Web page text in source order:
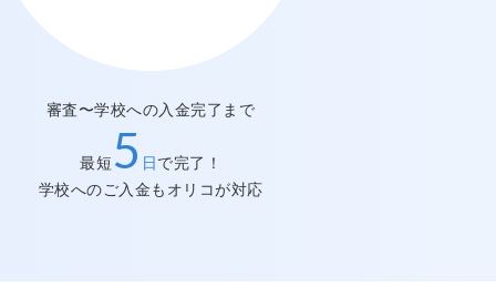
ピーディー
審査〜学校への入金完了まで
最短 5 日で完了！
学校へのご入金もオリコが対応